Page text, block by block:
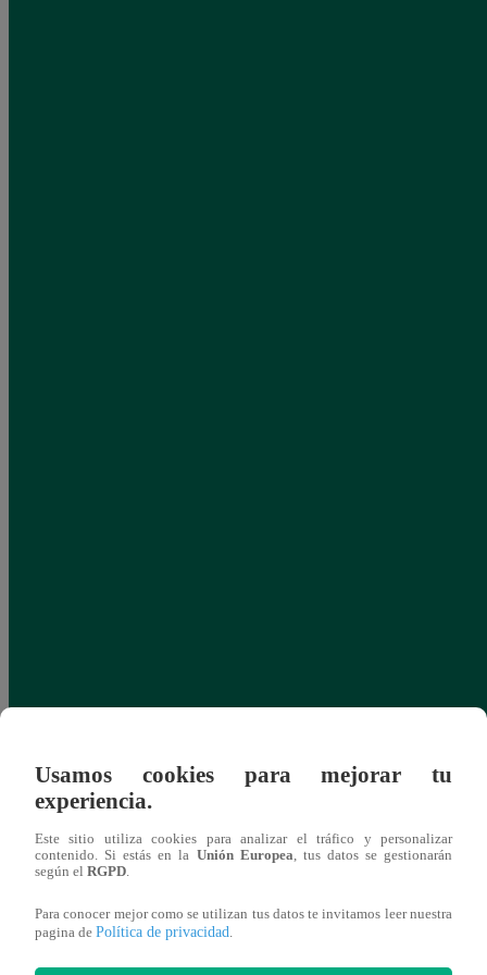
Usamos cookies para mejorar tu
experiencia.
Este sitio utiliza cookies para analizar el tráfico y personalizar
contenido. Si estás en la Unión Europea , tus datos se gestionarán
según el RGPD
Para conocer mejor como se utilizan tus datos te invitamos leer nuestra
pagina de Política de privacidad